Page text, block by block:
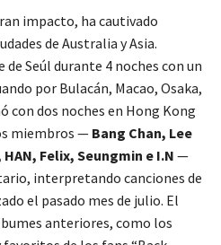
impacto, ha cautivado
de Australia y Asia.
de Seúl durante 4 noches con un
por Bulacán, Macao, Osaka,
con dos noches en Hong Kong
miembros — Bang Chan, Lee
Felix, Seungmin e I.N —
interpretando canciones de
el pasado mes de julio. El
anteriores, como los